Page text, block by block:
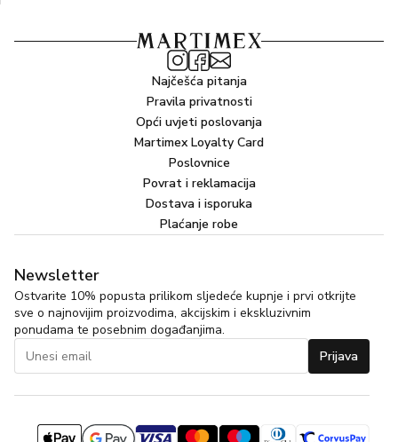
Najčešća pitanja
Pravila privatnosti
Opći uvjeti poslovanja
Martimex Loyalty Card
Poslovnice
Povrat i reklamacija
Dostava i isporuka
Plaćanje robe
Newsletter
Ostvarite 10% popusta prilikom sljedeće kupnje i prvi otkrijte
sve o najnovijim proizvodima, akcijskim i ekskluzivnim
ponudama te posebnim događanjima.
Prijava